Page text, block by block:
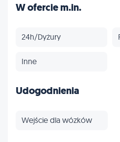
W ofercie m.in.
24h/Dyżury
Inne
Udogodnienia
Wejście dla wózków